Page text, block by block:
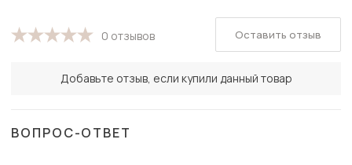
0 отзывов
Добавьте отзыв, если купили данный товар
Оставить отзыв
ВОПРОС-ОТВЕТ